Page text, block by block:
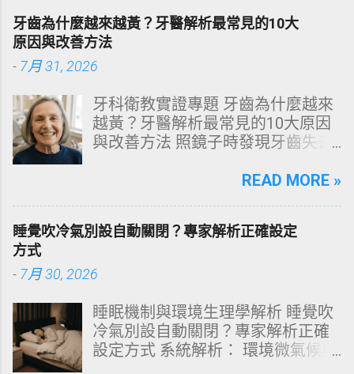
康髮質。 💡 理性思維考題：你是否
天天洗頭，頭皮卻依然半天就出
油、發癢，甚至掉髮嚴重？ 絕大多
數人的頭皮問題，並不是洗髮精買
了」。當你蓮蓬頭剛淋濕頭髮，下
一秒就把濃縮洗髮精直接抹在頭皮
上時，你已經親手觸發了一連串破
過嚴密的邏輯分析，為你解構正確
快速導覽目錄 一、 盲點剖析：沖濕
立刻塗洗髮精，為何是毀髮災難？
Wash）」的物理學與生物學底層邏
「雙重洗髮黃金公式」 四、 全流程
對比：正確洗頭與錯誤習慣的系統
差異 五、 破除迷思：7 個被誤傳已
牙齒為什麼越來越黃？牙醫解析最常見的10大
原因與改善方法
- 7月 31, 2026
牙科衛教實證專題 牙齒為什麼越來
越黃？牙醫解析最常見的10大原因
與改善方法 照鏡子時發現牙齒失去
文由專業牙科思維出發，深度剖析
源性染色成因，並提供精準有效的
改善與美白對策。 📋 文章快速導覽
琺瑯質與象牙質 二、 牙齒變黃的10
源性變色的自我檢視 四、 5大專業
牙醫美白療程評估與比較 五、 避坑
指南：破除3大網路美白偏方迷思
READ MORE »
睡覺吹冷氣別設自動關閉？專家解析正確設定
方式
- 7月 30, 2026
睡眠機制與環境生理學解析 睡覺吹
冷氣別設自動關閉？專家解析正確
設定方式 系統解析： 環境微氣候與